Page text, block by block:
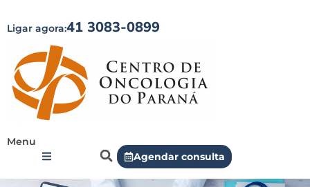
Ligar agora:41 3083-0899
Menu
Agendar consulta